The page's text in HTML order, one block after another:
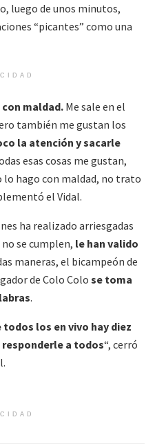
luego de unos minutos,
“picantes” como una
maldad.Me sale en el
también me gustan los
la atención y sacarle
esas cosas me gustan,
lo hago con maldad, no trato
el Vidal.
ha realizado arriesgadas
se cumplen, le han valido
maneras, el bicampeón de
de Colo Colo se toma
.
todos los en vivo hay diez
responderle a todos“, cerró